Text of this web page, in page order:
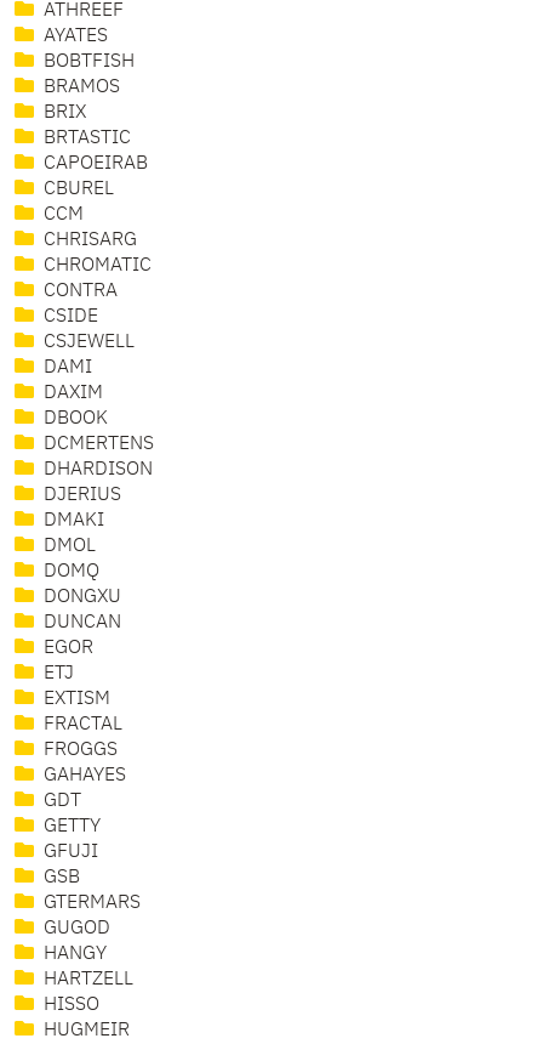
ATHREEF
AYATES
BOBTFISH
BRAMOS
BRIX
BRTASTIC
CAPOEIRAB
CBUREL
CCM
CHRISARG
CHROMATIC
CONTRA
CSIDE
CSJEWELL
DAMI
DAXIM
DBOOK
DCMERTENS
DHARDISON
DJERIUS
DMAKI
DMOL
DOMQ
DONGXU
DUNCAN
EGOR
ETJ
EXTISM
FRACTAL
FROGGS
GAHAYES
GDT
GETTY
GFUJI
GSB
GTERMARS
GUGOD
HANGY
HARTZELL
HISSO
HUGMEIR